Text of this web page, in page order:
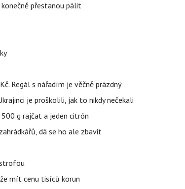
přestanou pálit
Regál s nářadím je věčně prázdný
je proškolili, jak to nikdy nečekali
g rajčat a jeden citrón
dá se ho ale zbavit
mít cenu tisíců korun